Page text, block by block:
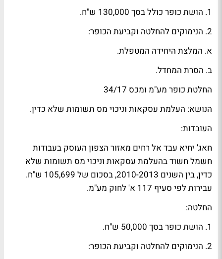
1. הושת כופר כולל בסך 130,000 ש"ח.
2. הנימוקים להחלטה וקביעת הכופר:
א. המלצת היחידה המטפלת.
ב. הסרת המחדל.
החלטת כופר מע"מ ומכס 34/17
הנושא: העלמת עסקאות וניכוי מס תשומות שלא כדין.
העובדות:
חאג' יחיא עבד אל רחים מאזור הצפון העוסק בעבודות
חשמל חשוד בהעלמת עסקאות וניכוי מס תשומות שלא
כדין, בין השנים 2010-2013, בסכום של 105,699 ש"ח.
עבירות לפי סעיף 117 א' לחוק מע"מ.
החלטה:
1. הושת כופר בסך 50,000 ש"ח.
2. הנימוקים להחלטה וקביעת הכופר: